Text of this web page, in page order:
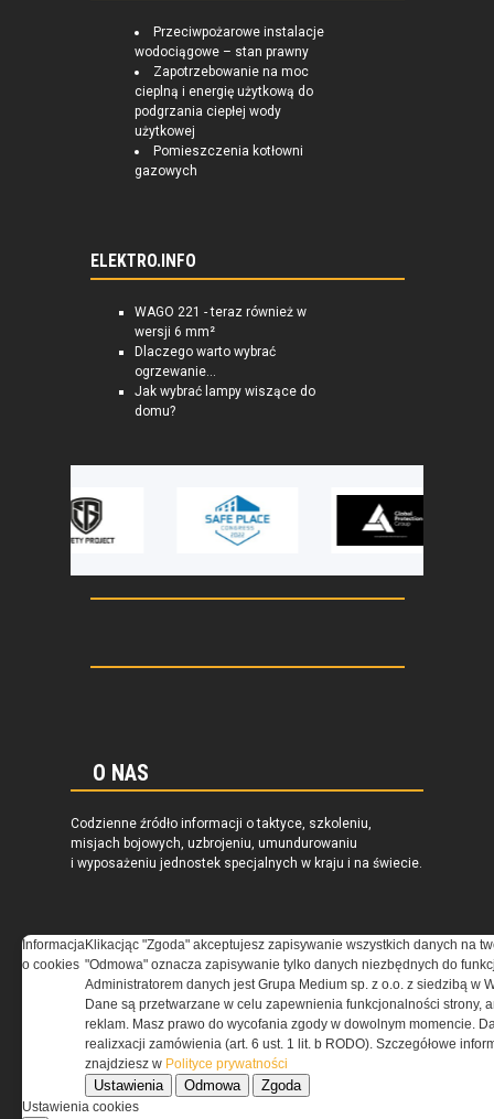
Przeciwpożarowe instalacje
wodociągowe – stan prawny
Zapotrzebowanie na moc
cieplną i energię użytkową do
podgrzania ciepłej wody
użytkowej
Pomieszczenia kotłowni
gazowych
ELEKTRO.INFO
WAGO 221 - teraz również w
wersji 6 mm²
Dlaczego warto wybrać
ogrzewanie...
Jak wybrać lampy wiszące do
domu?
O NAS
Codzienne źródło informacji o taktyce, szkoleniu,
misjach bojowych, uzbrojeniu, umundurowaniu
i wyposażeniu jednostek specjalnych w kraju i na świecie.
REGULAMIN
Regulamin określa zasady korzystania z portalu
www.special-ops.pl
Korzystanie z portalu jest równoznaczne
Informacja
o cookies
Klikacjąc "Zgoda" akceptujesz zapisywanie wszystkich danych na
"Odmowa" oznacza zapisywanie tylko danych niezbędnych do
Administratorem danych jest Grupa Medium sp. z o.o. z siedzibą w
Dane są przetwarzane w celu zapewnienia funkcjonalności strony,
reklam. Masz prawo do wycofania zgody w dowolnym momencie.
realizxacji zamówienia (art. 6 ust. 1 lit. b RODO). Szczegółowe
znajdziesz w Polityce prywatności
Ustawienia Odmowa Zgoda
Ustawienia cookies